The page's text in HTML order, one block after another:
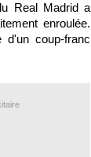
Real Madrid a
enroulée.
d'un coup-franc